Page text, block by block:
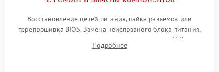
Восстановление цепей питания, пайка разъемов или
перепрошивка BIOS. Замена неисправного блока питания,
видеокарты, процессора или установка нового SSD для
восстановления и повышения скорости работы системы.
Подробнее